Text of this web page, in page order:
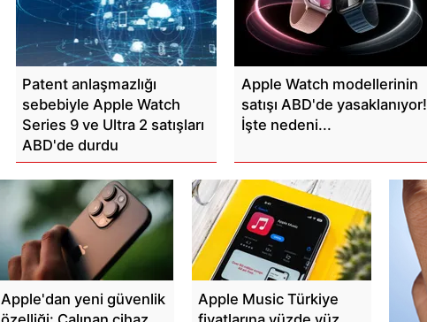
Patent anlaşmazlığı
sebebiyle Apple Watch
Series 9 ve Ultra 2 satışları
ABD'de durdu
Apple Watch modellerinin
satışı ABD'de yasaklanıyor!
İşte nedeni...
Apple'dan yeni güvenlik
Apple Music Türkiye